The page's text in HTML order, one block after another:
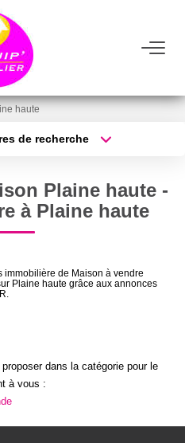
GÉRER
Équipe
haute
de recherche
Surface min
Plaine haute -
à Plaine haute
immobilière de Maison à vendre
Plaine haute grâce aux annonces
dans la catégorie pour le
à vous :